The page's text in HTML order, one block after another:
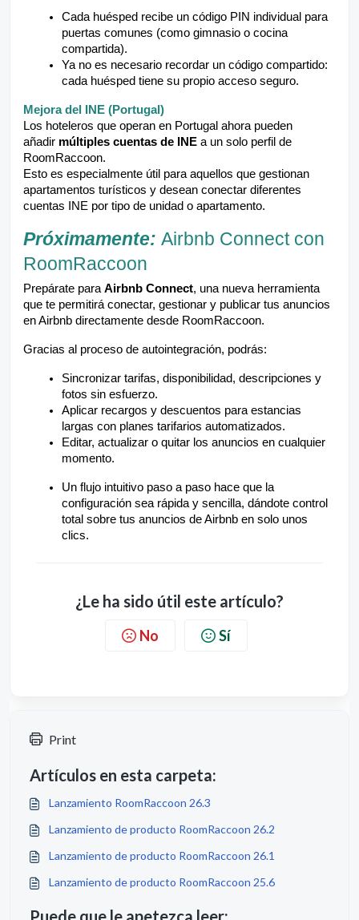
Cada huésped recibe un código PIN individual para
puertas comunes (como gimnasio o cocina
compartida).
Ya no es necesario recordar un código compartido:
cada huésped tiene su propio acceso seguro.
Mejora del INE (Portugal)
Los hoteleros que operan en Portugal ahora pueden
añadir múltiples cuentas de INE a un solo perfil de
RoomRaccoon.
Esto es especialmente útil para aquellos que gestionan
apartamentos turísticos y desean conectar diferentes
cuentas INE por tipo de unidad o apartamento.
Próximamente: Airbnb Connect con
RoomRaccoon
Prepárate paraAirbnb Connect, una nueva herramienta
que te permitirá conectar, gestionar y publicar tus anuncios
en Airbnb directamente desde RoomRaccoon.
Gracias al proceso de autointegración, podrás:
Sincronizar tarifas, disponibilidad, descripciones y
fotos sin esfuerzo.
Aplicar recargos y descuentos para estancias
largas con planes tarifarios automatizados.
Editar, actualizar o quitar los anuncios en cualquier
momento.
Un flujo intuitivo paso a paso hace que la
configuración sea rápida y sencilla, dándote control
total sobre tus anuncios de Airbnb en solo unos
clics.
¿Le ha sido útil este artículo?
No Sí
Print
Artículos en esta carpeta:
Lanzamiento RoomRaccoon 26.3
Lanzamiento de producto RoomRaccoon 26.2
Lanzamiento de producto RoomRaccoon 26.1
Lanzamiento de producto RoomRaccoon 25.6